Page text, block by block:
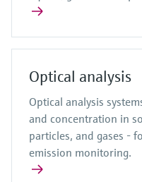
Optical analysis
Optical analysis
and concentration in
particles, and gases -
emission monitoring.